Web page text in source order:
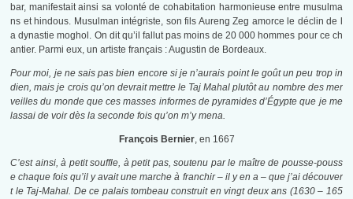
bar, manifestait ainsi sa volonté de cohabitation harmonieuse entre musulma
ns et hindous. Musulman intégriste, son fils Aureng Zeg amorce le déclin de l
a dynastie moghol. On dit qu’il fallut pas moins de 20 000 hommes pour ce ch
antier. Parmi eux, un artiste français : Augustin de Bordeaux.
Pour moi, je ne sais pas bien encore si je n’aurais point le goût un peu trop in
dien, mais je crois qu’on devrait mettre le Taj Mahal plutôt au nombre des mer
veilles du monde que ces masses informes de pyramides d’Égypte que je me
lassai de voir dès la seconde fois qu’on m’y mena.
François Bernier, en 1667
C’est ainsi, à petit souffle, à petit pas, soutenu par le maître de pousse-pouss
e chaque fois qu’il y avait une marche à franchir – il y en a – que j’ai découver
t le Taj-Mahal. De ce palais tombeau construit en vingt deux ans (1630 – 165